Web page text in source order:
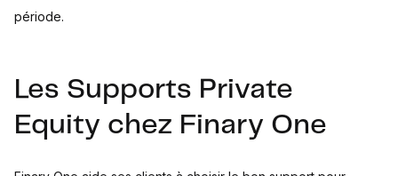
période.
Les Supports Private
Equity chez Finary One